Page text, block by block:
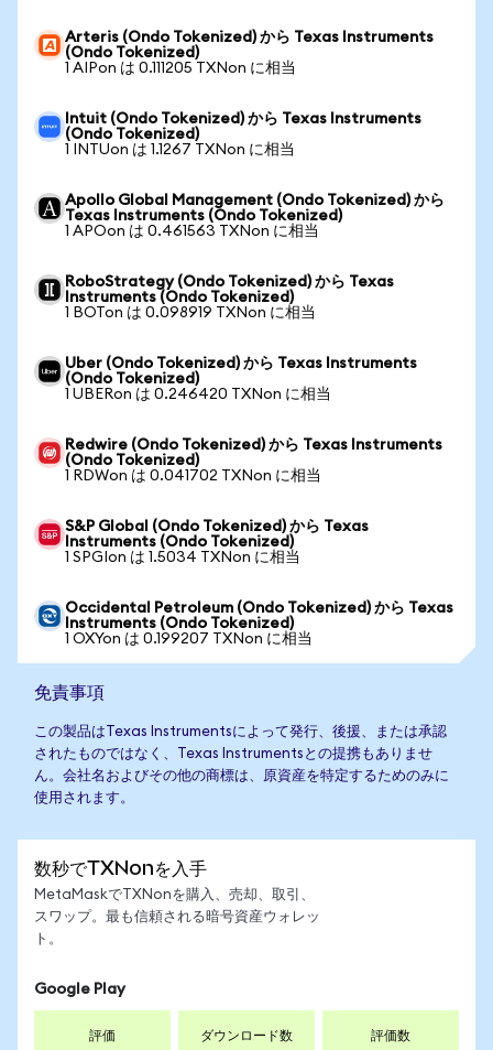
Arteris (Ondo Tokenized) から Texas Instruments
(Ondo Tokenized)
1 AIPon は 0.111205 TXNon に相当
Intuit (Ondo Tokenized) から Texas Instruments
(Ondo Tokenized)
1 INTUon は 1.1267 TXNon に相当
Apollo Global Management (Ondo Tokenized) から
Texas Instruments (Ondo Tokenized)
1 APOon は 0.461563 TXNon に相当
RoboStrategy (Ondo Tokenized) から Texas
Instruments (Ondo Tokenized)
1 BOTon は 0.098919 TXNon に相当
Uber (Ondo Tokenized) から Texas Instruments
(Ondo Tokenized)
1 UBERon は 0.246420 TXNon に相当
Redwire (Ondo Tokenized) から Texas Instruments
(Ondo Tokenized)
1 RDWon は 0.041702 TXNon に相当
S&P Global (Ondo Tokenized) から Texas
Instruments (Ondo Tokenized)
1 SPGIon は 1.5034 TXNon に相当
Occidental Petroleum (Ondo Tokenized) から Texas
Instruments (Ondo Tokenized)
1 OXYon は 0.199207 TXNon に相当
免責事項
この製品はTexas Instrumentsによって発行、後援、または承認
されたものではなく、Texas Instrumentsとの提携もありませ
ん。会社名およびその他の商標は、原資産を特定するためのみに
使用されます。
数秒でTXNonを入手
MetaMaskでTXNonを購入、売却、取引、
スワップ。最も信頼される暗号資産ウォレッ
ト。
Google Play
評価 ダウンロード数 評価数